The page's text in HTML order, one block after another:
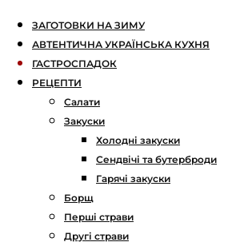
ЗАГОТОВКИ НА ЗИМУ
АВТЕНТИЧНА УКРАЇНСЬКА КУХНЯ
ГАСТРОСПАДОК
РЕЦЕПТИ
Салати
Закуски
Холодні закуски
Сендвічі та бутерброди
Гарячі закуски
Борщ
Перші страви
Другі страви